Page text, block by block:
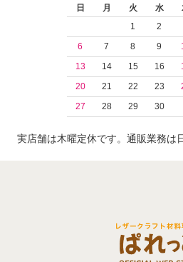
日
月 火 水
1
2
6
7 8 9
13
14 15 16
20
21 22 23
27
28 29 30
実店舗は木曜定休です。通販業務は